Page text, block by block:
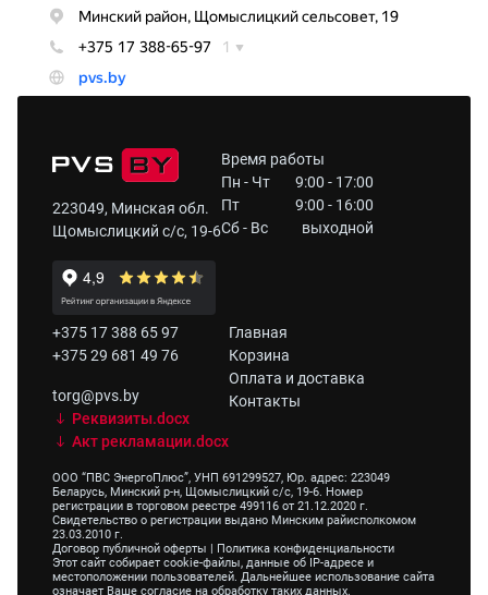
223049, Минская обл.
Щомыслицкий с/с, 19-6
Время работы
Пн - Чт
9:00 - 17:00
Пт
9:00 - 16:00
Сб - Вс
выходной
+375 17 388 65 97
+375 29 681 49 76
torg@pvs.by
Реквизиты.docx
Акт рекламации.docx
Главная
Корзина
Оплата и доставка
Контакты
ООО “ПВС ЭнергоПлюс”, УНП 691299527, Юр. адрес: 223049
Беларусь, Минский р-н, Щомыслицкий с/с, 19-6. Номер
регистрации в торговом реестре 499116 от 21.12.2020 г.
Свидетельство о регистрации выдано Минским райисполкомом
23.03.2010 г.
Договор публичной оферты | Политика конфиденциальности
Этот сайт собирает cookie-файлы, данные об IP-адресе и
местоположении пользователей. Дальнейшее использование сайта
означает Ваше согласие на обработку таких данных.